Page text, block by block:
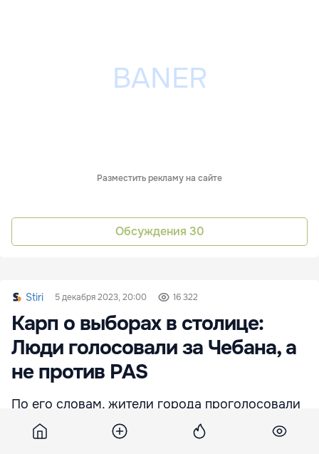
Разместить рекламу на сайте
Обсуждения 30
Stiri 5 декабря 2023, 20:00 16 322
Карп о выборах в столице:
Люди голосовали за Чебана, а
не против PAS
По его словам, жители города проголосовали
за определенные вещи, которые, по их мнению,
Чебан изменил в столице.